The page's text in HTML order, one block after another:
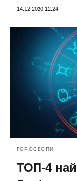
14.12.2020 12:24
ГОРОСКОПИ
ТОП-4